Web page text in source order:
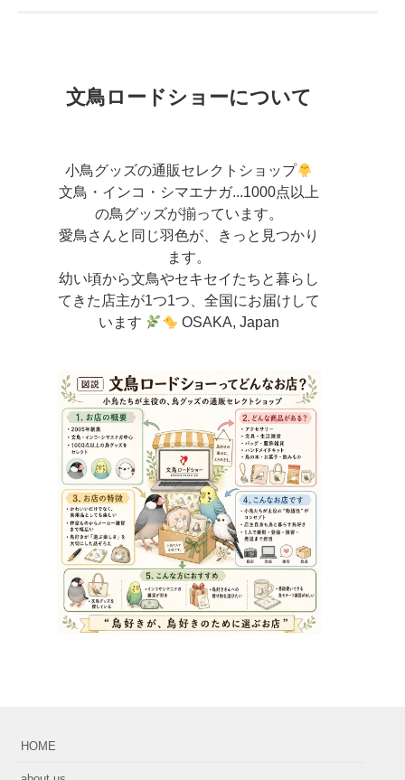
文鳥ロードショーについて
小鳥グッズの通販セレクトショップ
文鳥・インコ・シマエナガ...1000点以上
の鳥グッズが揃っています。
愛鳥さんと同じ羽色が、きっと見つかり
ます。
幼い頃から文鳥やセキセイたちと暮らし
てきた店主が1つ1つ、全国にお届けして
います
OSAKA, Japan
HOME